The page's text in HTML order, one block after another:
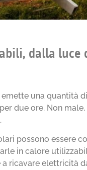
dalla luce
una quantità
due ore. Non
.
possono essere
in calore
ricavare elettricità